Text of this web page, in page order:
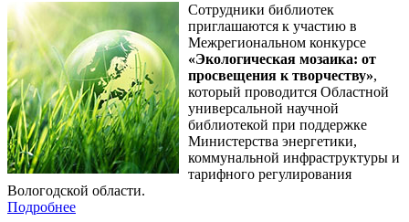
Сотрудники библиотек
приглашаются к участию в
Межрегиональном конкурсе
«Экологическая мозаика: от
просвещения к творчеству»,
который проводится Областной
универсальной научной
библиотекой при поддержке
Министерства энергетики,
коммунальной инфраструктуры и
тарифного регулирования
Вологодской области.
Подробнее